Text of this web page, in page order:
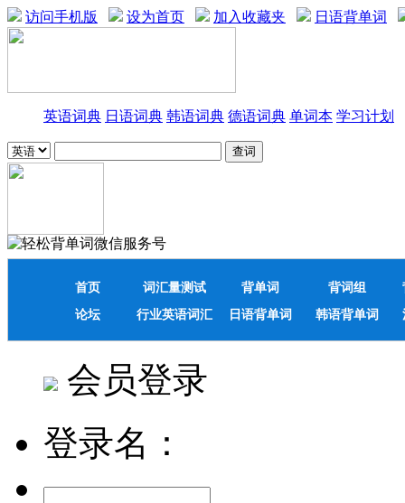
访问手机版 设为首页 加入收藏夹 日语背单词
英语词典 日语词典 韩语词典 德语词典 单词本 学习计划
首页 词汇量测试 背单词 背词组
论坛
行业英语词汇 日语背单词 韩语背单词
会员登录
登录名：